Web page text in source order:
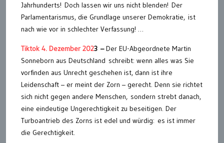
Jahrhunderts! Doch lassen wir uns nicht blenden! Der
Parlamentarismus, die Grundlage unserer Demokratie, ist
nach wie vor in schlechter Verfassung! …
Tiktok 4. Dezember 2023 –Der EU-Abgeordnete Martin
Sonneborn aus Deutschland schreibt: wenn alles was Sie
vorfinden aus Unrecht geschehen ist, dann ist ihre
Leidenschaft – er meint der Zorn – gerecht. Denn sie richtet
sich nicht gegen andere Menschen, sondern strebt danach,
eine eindeutige Ungerechtigkeit zu beseitigen. Der
Turboantrieb des Zorns ist edel und würdig: es ist immer
die Gerechtigkeit.